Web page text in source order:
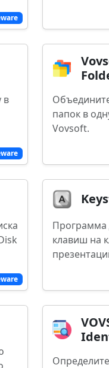
в
папок в
Vovsoft.
Программа
клавиш на